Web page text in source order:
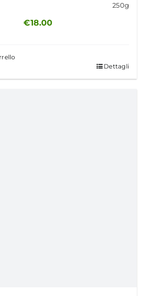
250g
€18.00
Dettagli